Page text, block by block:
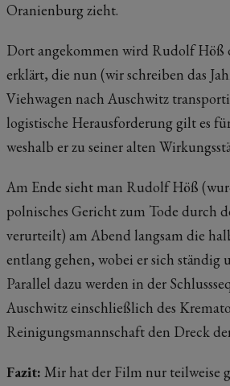
Oranienburg zieht.
Dort angekommen wird Rudolf Höß
erklärt, die nun (wir schreiben das
Viehwagen nach Auschwitz
logistische Herausforderung gilt es
weshalb er zu seiner alten
Am Ende sieht man Rudolf Höß
polnisches Gericht zum Tode durch
verurteilt) am Abend langsam die
entlang gehen, wobei er sich ständig
Parallel dazu werden in der
Auschwitz einschließlich des
Reinigungsmannschaft den Dreck
Fazit: Mir hat der Film nur teilweise